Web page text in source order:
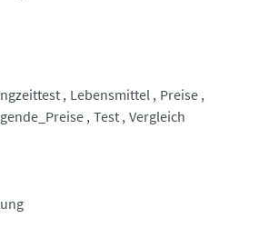
Lebensmittel Preise
Test Vergleich